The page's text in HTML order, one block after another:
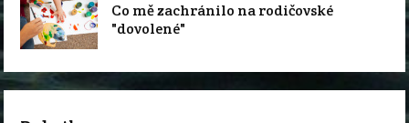
Co mě zachránilo na rodičovské
"dovolené"